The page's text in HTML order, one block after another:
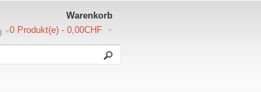
Warenkorb
0 Produkt(e) - 0,00CHF